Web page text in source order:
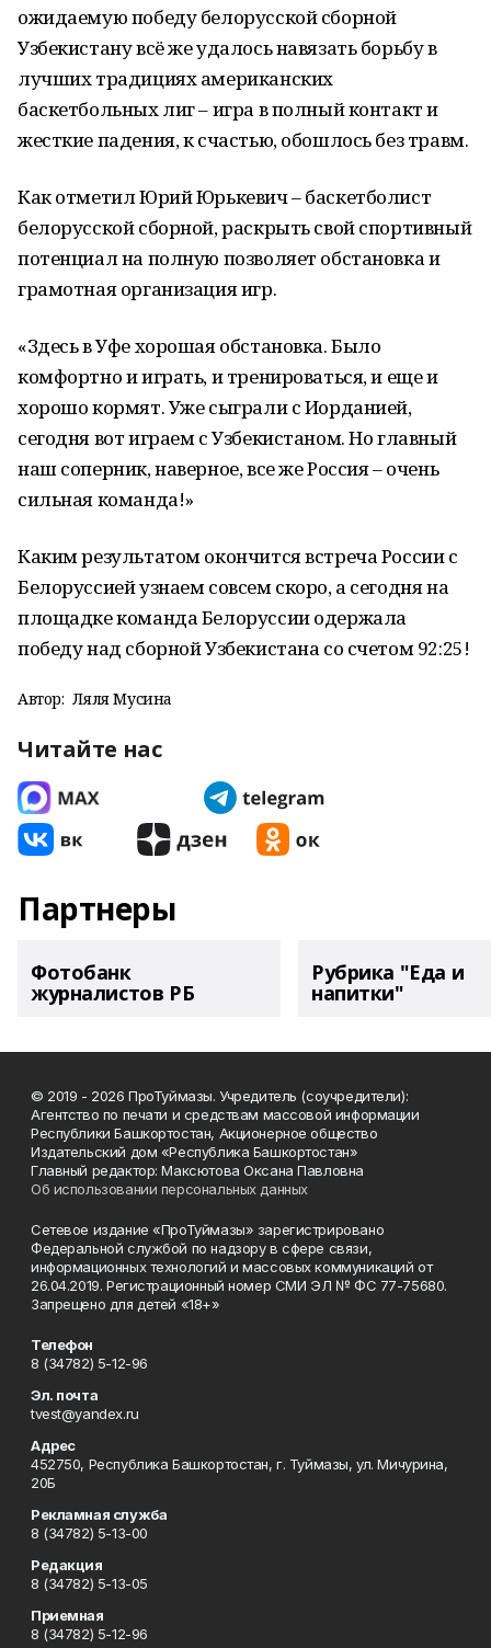
ожидаемую победу белорусской сборной
Узбекистану всё же удалось навязать борьбу в
лучших традициях американских
баскетбольных лиг – игра в полный контакт и
жесткие падения, к счастью, обошлось без травм.
Как отметил Юрий Юрькевич – баскетболист
белорусской сборной, раскрыть свой спортивный
потенциал на полную позволяет обстановка и
грамотная организация игр.
«Здесь в Уфе хорошая обстановка. Было
комфортно и играть, и тренироваться, и еще и
хорошо кормят. Уже сыграли с Иорданией,
сегодня вот играем с Узбекистаном. Но главный
наш соперник, наверное, все же Россия – очень
сильная команда!»
Каким результатом окончится встреча России с
Белоруссией узнаем совсем скоро, а сегодня на
площадке команда Белоруссии одержала
победу над сборной Узбекистана со счетом 92:25!
Автор: Ляля Мусина
Читайте нас
Партнеры
Фотобанк
журналистов РБ
Рубрика "Еда и
напитки"
© 2019 - 2026 ПроТуймазы. Учредитель (соучредители):
Агентство по печати и средствам массовой информации
Республики Башкортостан, Акционерное общество
Издательский дом «Республика Башкортостан»
Главный редактор: Максютова Оксана Павловна
Об использовании персональных данных
Сетевое издание «ПроТуймазы» зарегистрировано
Федеральной службой по надзору в сфере связи,
информационных технологий и массовых коммуникаций от
26.04.2019. Регистрационный номер СМИ ЭЛ № ФС 77-75680.
Запрещено для детей «18+»
Телефон
8 (34782) 5-12-96
Эл. почта
tvest@yandex.ru
Адрес
452750, Республика Башкортостан, г. Туймазы, ул. Мичурина,
20Б
Рекламная служба
8 (34782) 5-13-00
Редакция
8 (34782) 5-13-05
Приемная
8 (34782) 5-12-96